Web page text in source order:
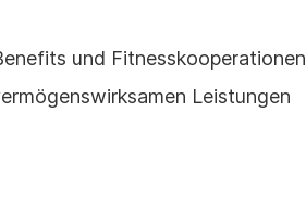
und Fitnesskooperationen
Leistungen